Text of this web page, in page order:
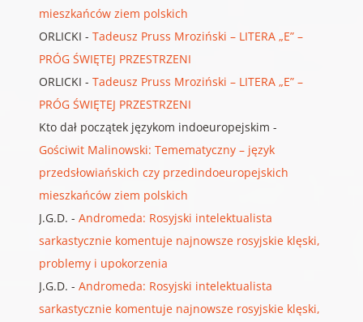
mieszkańców ziem polskich
ORLICKI - Tadeusz Pruss Mroziński – LITERA „E” –
PRÓG ŚWIĘTEJ PRZESTRZENI
ORLICKI - Tadeusz Pruss Mroziński – LITERA „E” –
PRÓG ŚWIĘTEJ PRZESTRZENI
Kto dał początek językom indoeuropejskim -
Gościwit Malinowski: Temematyczny – język
przedsłowiańskich czy przedindoeuropejskich
mieszkańców ziem polskich
J.G.D. - Andromeda: Rosyjski intelektualista
sarkastycznie komentuje najnowsze rosyjskie klęski,
problemy i upokorzenia
J.G.D. - Andromeda: Rosyjski intelektualista
sarkastycznie komentuje najnowsze rosyjskie klęski,